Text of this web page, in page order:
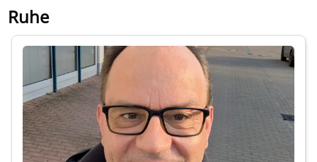
Startseite
Datenschutzerklärung
Impressum
Über mich
Ruhe